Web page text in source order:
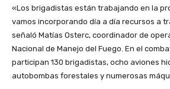
«Los brigadistas están trabajando en la
vamos incorporando día a día recursos a
señaló Matías Osterc, coordinador de
Nacional de Manejo del Fuego. En el
participan 130 brigadistas, ocho aviones
autobombas forestales y numerosas